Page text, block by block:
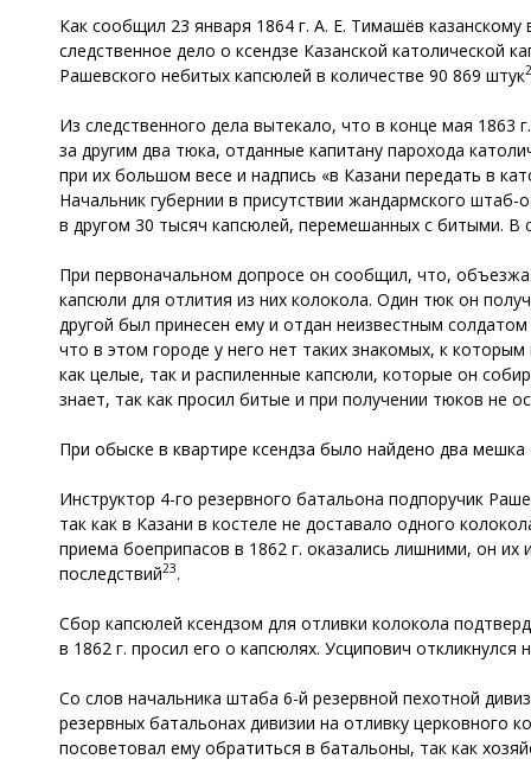
Как сообщил 23 января 1864 г. А. Е. Тимашёв
следственное дело о ксендзе Казанской католической
Рашевского небитых капсюлей в количестве 90 869 штук
Из следственного дела вытекало, что в конце мая 1863
за другим два тюка, отданные капитану парохода
при их большом весе и надпись «в Казани передать в
Начальник губернии в присутствии жандармского
в другом 30 тысяч капсюлей, перемешанных с битыми. В
При первоначальном допросе он сообщил, что,
капсюли для отлития из них колокола. Один тюк он
другой был принесен ему и отдан неизвестным
что в этом городе у него нет таких знакомых, к
как целые, так и распиленные капсюли, которые он
знает, так как просил битые и при получении тюков не
При обыске в квартире ксендза было найдено два
Инструктор 4-го резервного батальона подпоручик
так как в Казани в костеле не доставало одного
приема боеприпасов в 1862 г. оказались лишними, он их
последствий23.
Сбор капсюлей ксендзом для отливки колокола
в 1862 г. просил его о капсюлях. Усципович
Со слов начальника штаба 6-й резервной пехотной
резервных батальонах дивизии на отливку церковного
посоветовал ему обратиться в батальоны, так как